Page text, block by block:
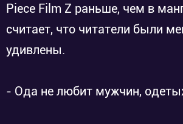
Piece Film Z раньше, чем в
считает, что читатели были
удивлены.
- Ода не любит мужчин,